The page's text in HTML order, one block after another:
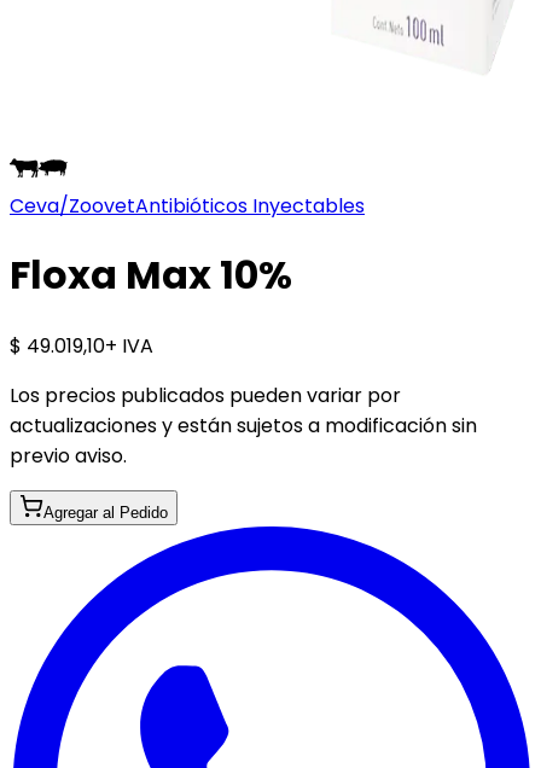
Ceva/ZoovetAntibióticos Inyectables
Floxa Max 10%
$ 49.019,10+ IVA
Los precios publicados pueden variar por
actualizaciones y están sujetos a modificación sin
previo aviso.
Agregar al Pedido